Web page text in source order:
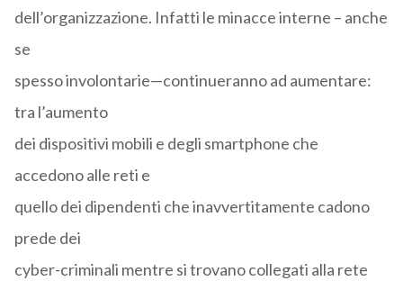
dell’organizzazione. Infatti le minacce interne – anche
se
spesso involontarie—continueranno ad aumentare:
tra l’aumento
dei dispositivi mobili e degli smartphone che
accedono alle reti e
quello dei dipendenti che inavvertitamente cadono
prede dei
cyber-criminali mentre si trovano collegati alla rete